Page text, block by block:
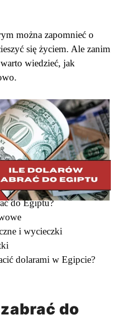
można zapomnieć o
się życiem. Ale zanim
wiedzieć, jak
do Egiptu?
i wycieczki
dolarami w Egipcie?
do